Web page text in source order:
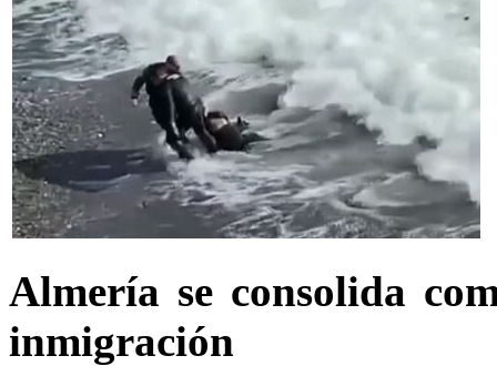
Almería se consolida
inmigración